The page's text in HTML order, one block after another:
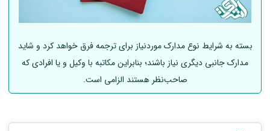
بسته به شرایط نوع مدارک موردنیاز برای ترجمه فرق خواهد کرد و شاید
مدارک جانبی دیگری نیاز باشند؛ بنابراین مکاتبه با وکیل و یا افرادی که
صاحب‌نظر هستند الزامی است.